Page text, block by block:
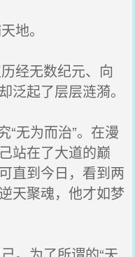
地。
经无数纪元、向
泛起了层层涟漪。
“无为而治”。在漫
站在了大道的巅
直到今日，看到两
天聚魂，他才如梦